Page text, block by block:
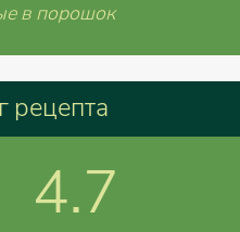
в порошок
рецепта
4.7